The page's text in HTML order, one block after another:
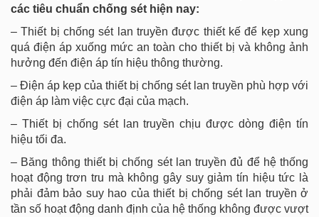
các tiêu chuẩn chống sét hiện nay:
– Thiết bị chống sét lan truyền được thiết kế để kẹp xung
quá điện áp xuống mức an toàn cho thiết bị và không ảnh
hưởng đến điện áp tín hiệu thông thường.
– Điện áp kẹp của thiết bị chống sét lan truyền phù hợp với
điện áp làm việc cực đại của mạch.
– Thiết bị chống sét lan truyền chịu được dòng điện tín
hiệu tối đa.
– Băng thông thiết bị chống sét lan truyền đủ để hệ thống
hoạt động trơn tru mà không gây suy giảm tín hiệu tức là
phải đảm bảo suy hao của thiết bị chống sét lan truyền ở
tần số hoạt động danh định của hệ thống không được vượt